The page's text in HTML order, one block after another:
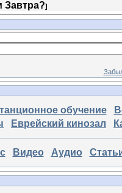
Завтра?]
обучение
Еврейский кинозал
Видео Аудио